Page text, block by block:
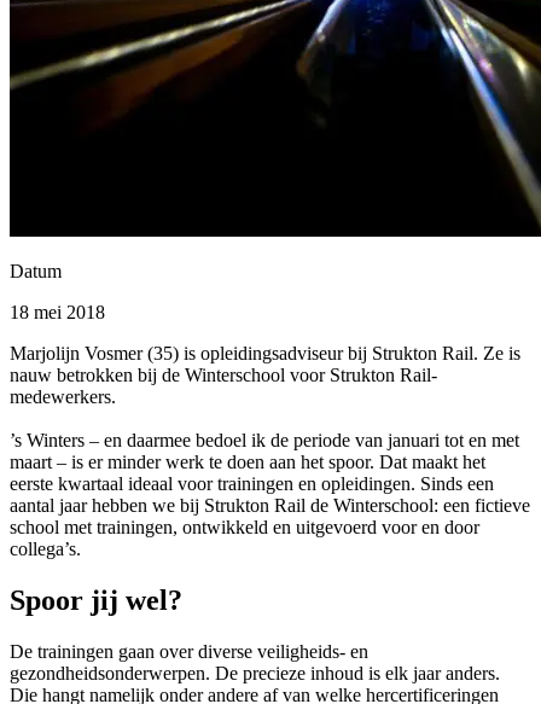
Datum
18 mei 2018
Marjolijn Vosmer (35) is opleidingsadviseur bij Strukton Rail. Ze is
nauw betrokken bij de Winterschool voor Strukton Rail-
medewerkers.
’s Winters – en daarmee bedoel ik de periode van januari tot en met
maart – is er minder werk te doen aan het spoor. Dat maakt het
eerste kwartaal ideaal voor trainingen en opleidingen. Sinds een
aantal jaar hebben we bij Strukton Rail de Winterschool: een fictieve
school met trainingen, ontwikkeld en uitgevoerd voor en door
collega’s.
Spoor jij wel?
De trainingen gaan over diverse veiligheids- en
gezondheidsonderwerpen. De precieze inhoud is elk jaar anders.
Die hangt namelijk onder andere af van welke hercertificeringen